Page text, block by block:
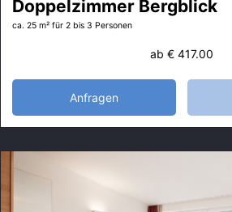
Doppelzimmer Bergblick
ca. 25 m² für 2 bis 3 Personen
ab € 417.00
Anfragen